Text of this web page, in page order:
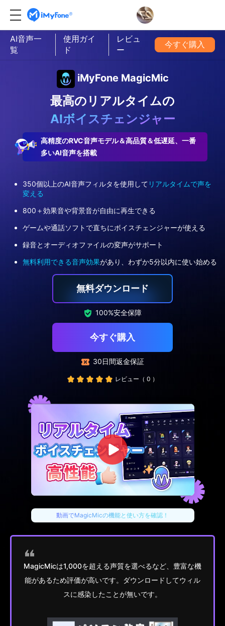
AI音声一
覧
使用ガイ
ド
レビュ
ー
今すぐ購入
iMyFone MagicMic
最高のリアルタイムの
AIボイスチェンジャー
高精度のRVC音声モデル＆高品質＆低遅延、一番
多いAI音声を搭載
350個以上のAI音声フィルタを使用して リアルタイムで声を
変える
800＋効果音や背景音が自由に再生できる
ゲームや通話ソフトで直ちにボイスチェンジャーが使える
録音とオーディオファイルの変声がサポート
無料利用できる音声効果があり、わずか5分以内に使い始める
レビュー（ 0 ）
無料ダウンロード
100%安全保障
今すぐ購入
30日間返金保証
動画でMagicMicの機能と使い方を確認！
MagicMicは1,000を超える声質を選べるなど、豊富な機
能があるため評価が高いです。ダウンロードしてウィル
スに感染したことが無いです。